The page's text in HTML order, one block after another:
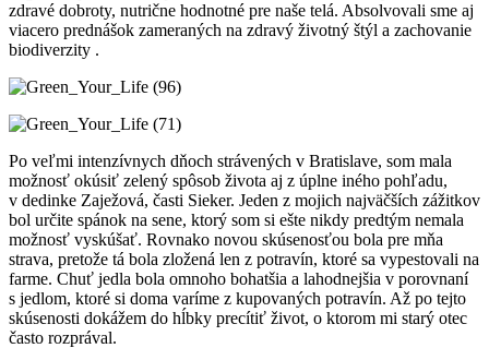
zdravé dobroty, nutrične hodnotné pre naše telá. Absolvovali sme aj
viacero prednášok zameraných na zdravý životný štýl a zachovanie
biodiverzity .
Po veľmi intenzívnych dňoch strávených v Bratislave, som mala
možnosť okúsiť zelený spôsob života aj z úplne iného pohľadu,
v dedinke Zaježová, časti Sieker. Jeden z mojich najväčších zážitkov
bol určite spánok na sene, ktorý som si ešte nikdy predtým nemala
možnosť vyskúšať. Rovnako novou skúsenosťou bola pre mňa
strava, pretože tá bola zložená len z potravín, ktoré sa vypestovali na
farme. Chuť jedla bola omnoho bohatšia a lahodnejšia v porovnaní
s jedlom, ktoré si doma varíme z kupovaných potravín. Až po tejto
skúsenosti dokážem do hĺbky precítiť život, o ktorom mi starý otec
často rozprával.